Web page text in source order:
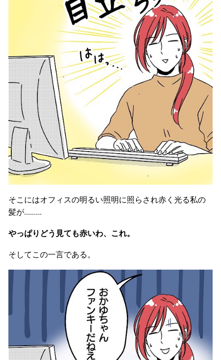
そこにはオフィスの明るい照明に照らされ赤く光る私の
髪が………
やっぱりどう見ても赤いわ、これ。
そしてこの一言である。